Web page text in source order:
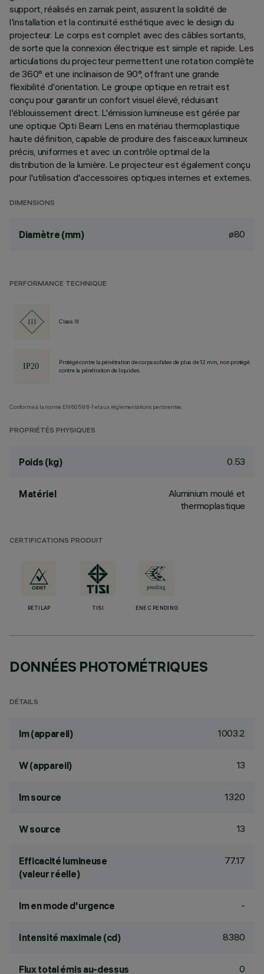
support, réalisés en zamak peint, assurent la solidité de
l'installation et la continuité esthétique avec le design du
projecteur. Le corps est complet avec des câbles sortants,
de sorte que la connexion électrique est simple et rapide. Les
articulations du projecteur permettent une rotation complète
de 360° et une inclinaison de 90°, offrant une grande
flexibilité d'orientation. Le groupe optique en retrait est
conçu pour garantir un confort visuel élevé, réduisant
l'éblouissement direct. L'émission lumineuse est gérée par
une optique Opti Beam Lens en matériau thermoplastique
haute définition, capable de produire des faisceaux lumineux
précis, uniformes et avec un contrôle optimal de la
distribution de la lumière. Le projecteur est également conçu
pour l'utilisation d'accessoires optiques internes et externes.
DIMENSIONS
Diamètre (mm) ø80
PERFORMANCE TECHNIQUE
Class III
Protégé contre la pénétration de corps solides de plus de 12 mm, non protégé
contre la pénétration de liquides.
Conforme à la norme EN60598-1 et aux réglementations pertinentes.
PROPRIÉTÉS PHYSIQUES
Poids (kg) 0.53
Matériel
Aluminium moulé et
thermoplastique
CERTIFICATIONS PRODUIT
RETILAP TISI ENEC PENDING
DONNÉES PHOTOMÉTRIQUES
DÉTAILS
lm (appareil) 1003.2
W (appareil) 13
lm source 1320
W source 13
Efficacité lumineuse
(valeur réelle)
77.17
lm en mode d'urgence -
Intensité maximale (cd) 8380
Flux total émis au-dessus 0